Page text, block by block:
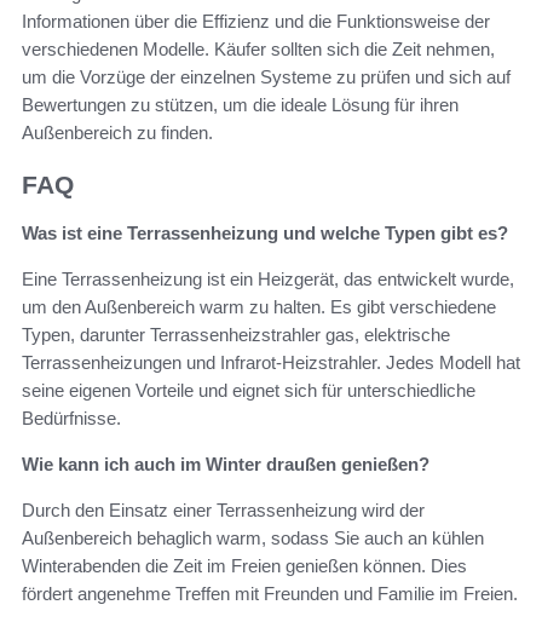
Informationen über die Effizienz und die Funktionsweise der
verschiedenen Modelle. Käufer sollten sich die Zeit nehmen,
um die Vorzüge der einzelnen Systeme zu prüfen und sich auf
Bewertungen zu stützen, um die ideale Lösung für ihren
Außenbereich zu finden.
FAQ
Was ist eine Terrassenheizung und welche Typen gibt es?
Eine Terrassenheizung ist ein Heizgerät, das entwickelt wurde,
um den Außenbereich warm zu halten. Es gibt verschiedene
Typen, darunter Terrassenheizstrahler gas, elektrische
Terrassenheizungen und Infrarot-Heizstrahler. Jedes Modell hat
seine eigenen Vorteile und eignet sich für unterschiedliche
Bedürfnisse.
Wie kann ich auch im Winter draußen genießen?
Durch den Einsatz einer Terrassenheizung wird der
Außenbereich behaglich warm, sodass Sie auch an kühlen
Winterabenden die Zeit im Freien genießen können. Dies
fördert angenehme Treffen mit Freunden und Familie im Freien.